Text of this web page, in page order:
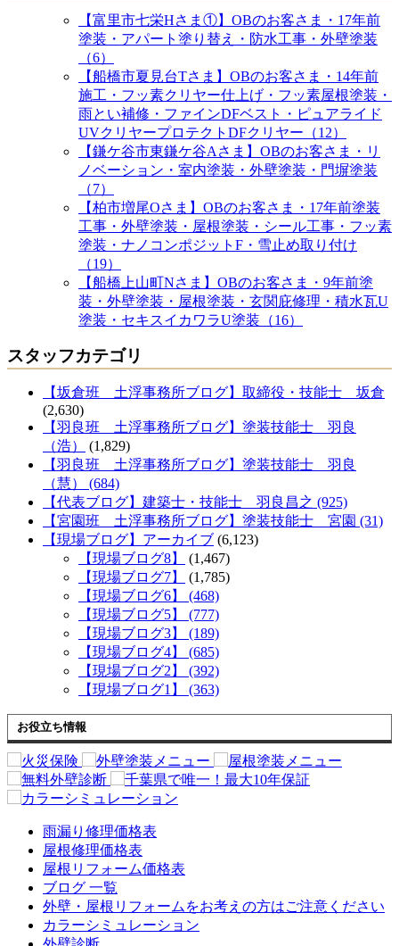
【富里市七栄Hさま①】OBのお客さま・17年前
塗装・アパート塗り替え・防水工事・外壁塗装
（6）
【船橋市夏見台Tさま】OBのお客さま・14年前
施工・フッ素クリヤー仕上げ・フッ素屋根塗装・
雨とい補修・ファインDFベスト・ピュアライド
UVクリヤープロテクトDFクリヤー（12）
【鎌ケ谷市東鎌ケ谷Aさま】OBのお客さま・リ
ノベーション・室内塗装・外壁塗装・門塀塗装
（7）
【柏市増尾Oさま】OBのお客さま・17年前塗装
工事・外壁塗装・屋根塗装・シール工事・フッ素
塗装・ナノコンポジットF・雪止め取り付け
（19）
【船橋上山町Nさま】OBのお客さま・9年前塗
装・外壁塗装・屋根塗装・玄関庇修理・積水瓦U
塗装・セキスイカワラU塗装（16）
スタッフカテゴリ
【坂倉班 土浮事務所ブログ】取締役・技能士 坂倉
(2,630)
【羽良班 土浮事務所ブログ】塗装技能士 羽良
（浩）
(1,829)
【羽良班 土浮事務所ブログ】塗装技能士 羽良
（慧） (684)
【代表ブログ】建築士・技能士 羽良昌之 (925)
【宮園班 土浮事務所ブログ】塗装技能士 宮園 (31)
【現場ブログ】アーカイブ (6,123)
【現場ブログ8】
(1,467)
【現場ブログ7】
(1,785)
【現場ブログ6】 (468)
【現場ブログ5】 (777)
【現場ブログ3】 (189)
【現場ブログ4】 (685)
【現場ブログ2】 (392)
【現場ブログ1】 (363)
お役立ち情報
雨漏り修理価格表
屋根修理価格表
屋根リフォーム価格表
ブログ 一覧
外壁・屋根リフォームをお考えの方はご注意ください
カラーシミュレーション